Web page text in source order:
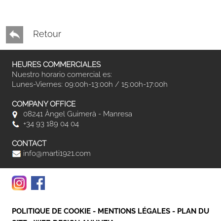
Retour
HEURES COMMERCIALES
Nuestro horario comercial es:
Lunes-Viernes: 09:00h-13:00h / 15:00h-17:00h
COMPANY OFFICE
08241 Àngel Guimerà - Manresa
+34 93 189 04 04
CONTACT
info@marti1921.com
POLITIQUE DE COOKIE - MENTIONS LÉGALES - PLAN DU